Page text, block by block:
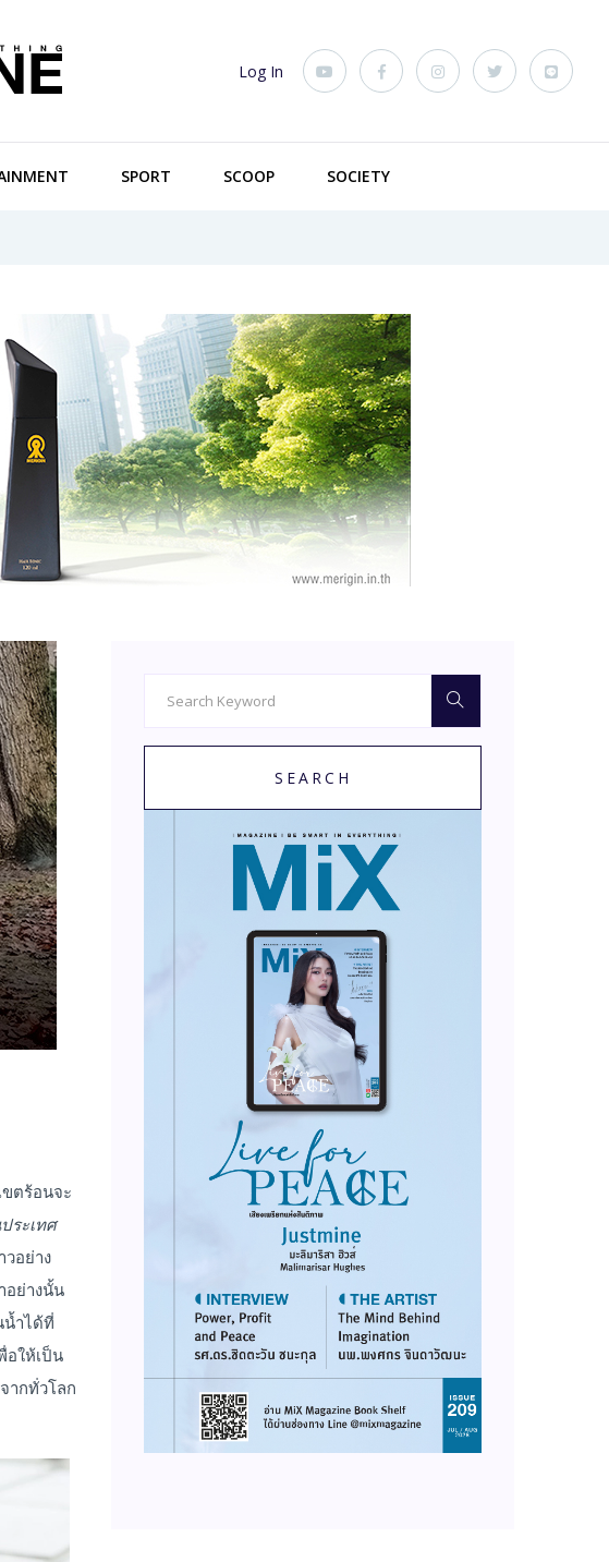
Log In
SPORT SCOOP SOCIETY
ตร้อนจะ
ระเทศ
อย่าง
อย่างนั้น
ำได้ที่
อให้เป็น
ากทั่วโลก
SEARCH